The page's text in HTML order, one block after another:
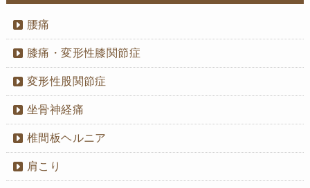
腰痛
膝痛・変形性膝関節症
変形性股関節症
坐骨神経痛
椎間板ヘルニア
肩こり